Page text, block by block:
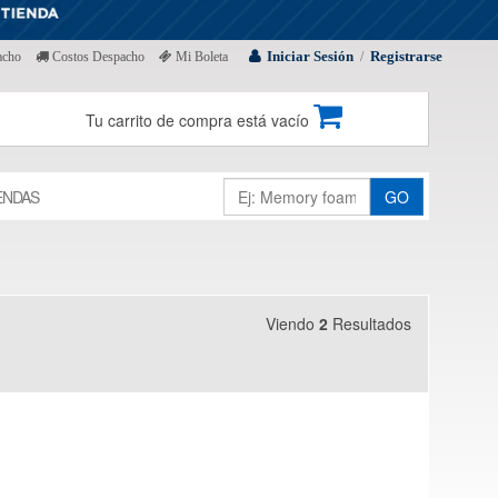
Iniciar Sesión / Registrarse
Costos Despacho Mi Boleta
Tu carrito de compra está vacío
GO
Viendo 2 Resultados